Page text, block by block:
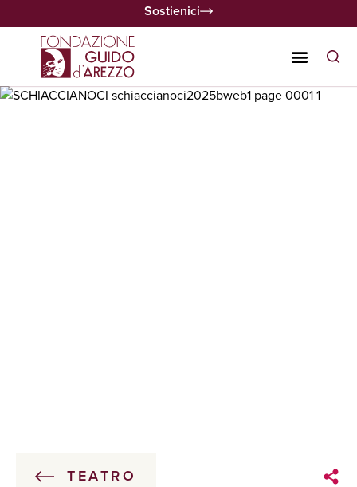
Sostienici
TEATRO